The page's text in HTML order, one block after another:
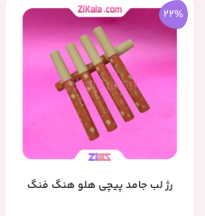
22%
رژ لب جامد پیچی هلو هنگ فنگ